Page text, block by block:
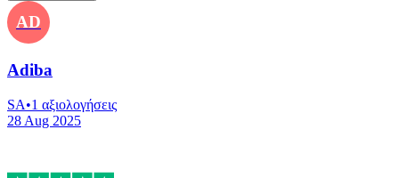
AD
Adiba
SA•1 αξιολογήσεις
28 Aug 2025